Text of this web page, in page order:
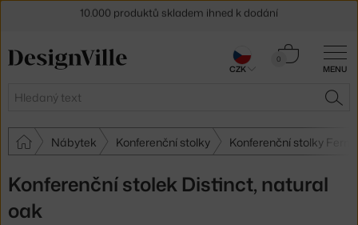
MENU
Hledat
0
Košík
Nábytek Konferenční stolky Konferenční stolky Ferm
Konferenční stolek Distinct, natural
oak
30 dní na vrácení zboží
CZK